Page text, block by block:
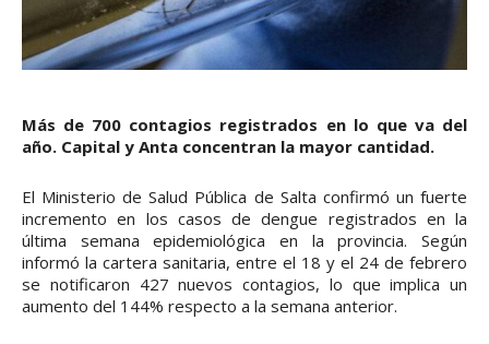
Más de 700 contagios registrados en lo que va del
año. Capital y Anta concentran la mayor cantidad.
El Ministerio de Salud Pública de Salta confirmó un fuerte
incremento en los casos de dengue registrados en la
última semana epidemiológica en la provincia. Según
informó la cartera sanitaria, entre el 18 y el 24 de febrero
se notificaron 427 nuevos contagios, lo que implica un
aumento del 144% respecto a la semana anterior.